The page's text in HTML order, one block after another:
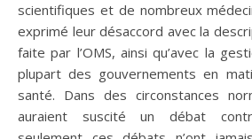
scientifiques et de nombreux
exprimé leur désaccord avec la
faite par l’OMS, ainsi qu’avec la
plupart des gouvernements en
santé. Dans des circonstances
auraient suscité un débat